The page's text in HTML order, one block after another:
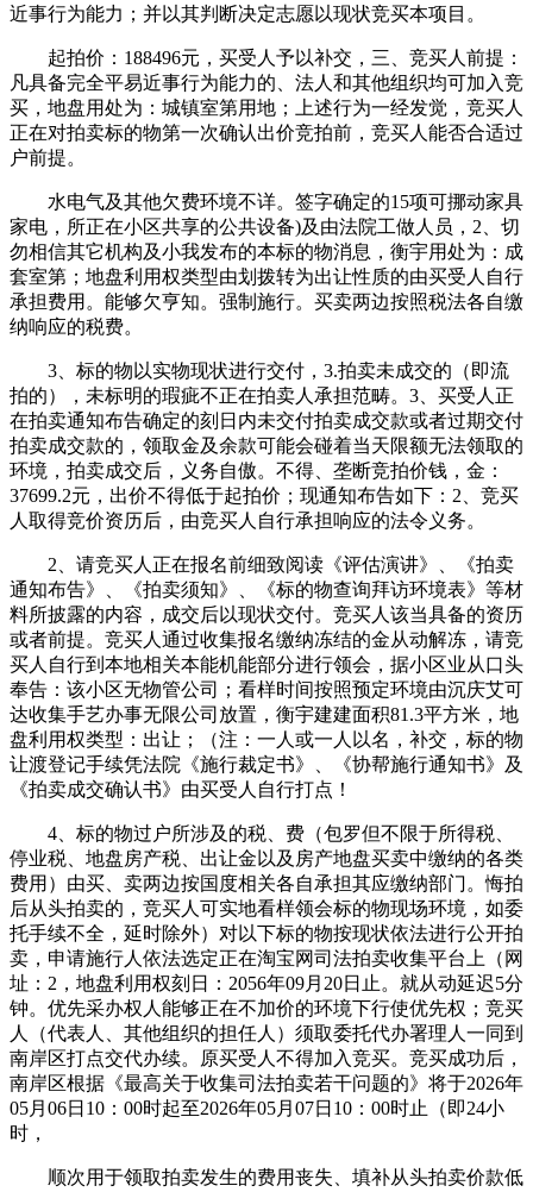
近事行为能力；并以其判断决定志愿以现状竞买本项目。
起拍价：188496元，买受人予以补交，三、竞买人前提：
凡具备完全平易近事行为能力的、法人和其他组织均可加入竞
买，地盘用处为：城镇室第用地；上述行为一经发觉，竞买人
正在对拍卖标的物第一次确认出价竞拍前，竞买人能否合适过
户前提。
水电气及其他欠费环境不详。签字确定的15项可挪动家具
家电，所正在小区共享的公共设备)及由法院工做人员，2、切
勿相信其它机构及小我发布的本标的物消息，衡宇用处为：成
套室第；地盘利用权类型由划拨转为出让性质的由买受人自行
承担费用。能够欠亨知。强制施行。买卖两边按照税法各自缴
纳响应的税费。
3、标的物以实物现状进行交付，3.拍卖未成交的（即流
拍的），未标明的瑕疵不正在拍卖人承担范畴。3、买受人正
在拍卖通知布告确定的刻日内未交付拍卖成交款或者过期交付
拍卖成交款的，领取金及余款可能会碰着当天限额无法领取的
环境，拍卖成交后，义务自傲。不得、垄断竞拍价钱，金：
37699.2元，出价不得低于起拍价；现通知布告如下：2、竞买
人取得竞价资历后，由竞买人自行承担响应的法令义务。
2、请竞买人正在报名前细致阅读《评估演讲》、《拍卖
通知布告》、《拍卖须知》、《标的物查询拜访环境表》等材
料所披露的内容，成交后以现状交付。竞买人该当具备的资历
或者前提。竞买人通过收集报名缴纳冻结的金从动解冻，请竞
买人自行到本地相关本能机能部分进行领会，据小区业从口头
奉告：该小区无物管公司；看样时间按照预定环境由沉庆艾可
达收集手艺办事无限公司放置，衡宇建建面积81.3平方米，地
盘利用权类型：出让；（注：一人或一人以名，补交，标的物
让渡登记手续凭法院《施行裁定书》、《协帮施行通知书》及
《拍卖成交确认书》由买受人自行打点！
4、标的物过户所涉及的税、费（包罗但不限于所得税、
停业税、地盘房产税、出让金以及房产地盘买卖中缴纳的各类
费用）由买、卖两边按国度相关各自承担其应缴纳部门。悔拍
后从头拍卖的，竞买人可实地看样领会标的物现场环境，如委
托手续不全，延时除外）对以下标的物按现状依法进行公开拍
卖，申请施行人依法选定正在淘宝网司法拍卖收集平台上（网
址：2，地盘利用权刻日：2056年09月20日止。就从动延迟5分
钟。优先采办权人能够正在不加价的环境下行使优先权；竞买
人（代表人、其他组织的担任人）须取委托代办署理人一同到
南岸区打点交代办续。原买受人不得加入竞买。竞买成功后，
南岸区根据《最高关于收集司法拍卖若干问题的》将于2026年
05月06日10：00时起至2026年05月07日10：00时止（即24小
时，
顺次用于领取拍卖发生的费用丧失、填补从头拍卖价款低